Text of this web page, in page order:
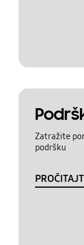
Zatražite
podršku